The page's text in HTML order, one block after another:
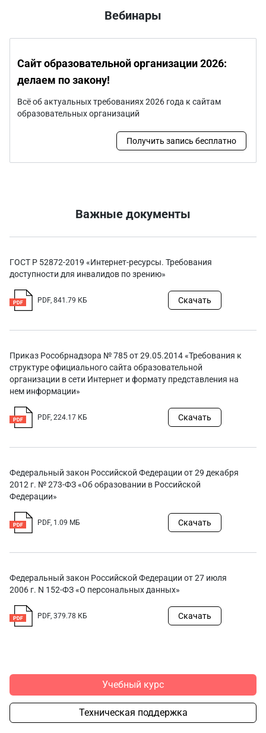
Вебинары
Сайт образовательной организации 2026:
делаем по закону!
Всё об актуальных требованиях 2026 года к сайтам
образовательных организаций
Получить запись бесплатно
Важные документы
ГОСТ Р 52872-2019 «Интернет-ресурсы. Требования
доступности для инвалидов по зрению»
PDF, 841.79 КБ Скачать
Приказ Рособрнадзора № 785 от 29.05.2014 «Требования к
структуре официального сайта образовательной
организации в сети Интернет и формату представления на
нем информации»
PDF, 224.17 КБ Скачать
Федеральный закон Российской Федерации от 29 декабря
2012 г. № 273-ФЗ «Об образовании в Российской
Федерации»
PDF, 1.09 МБ Скачать
Федеральный закон Российской Федерации от 27 июля
2006 г. N 152-ФЗ «О персональных данных»
PDF, 379.78 КБ Скачать
Учебный курс
Техническая поддержка